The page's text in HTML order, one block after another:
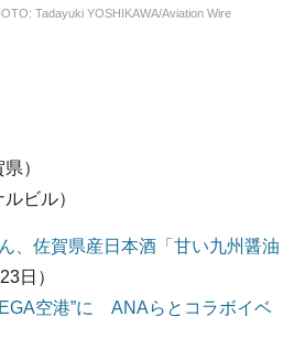
Tadayuki YOSHIKAWA/Aviation Wire
県）
ビル）
、佐賀県産日本酒「甘い九州醤油
日）
空港”に ANAらとコラボイベ